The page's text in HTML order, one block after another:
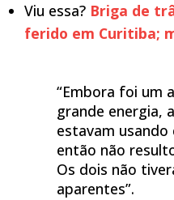
Viu essa? Briga de
ferido em Curitiba;
“Embora foi um
grande energia,
estavam
então não
Os dois não
aparentes”.